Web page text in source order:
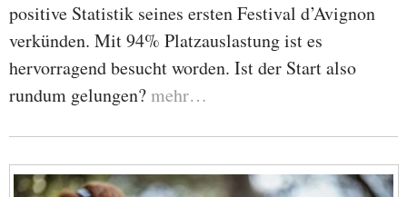
positive Statistik seines ersten Festival d’Avignon
verkünden. Mit 94% Platzauslastung ist es
hervorragend besucht worden. Ist der Start also
rundum gelungen? mehr…